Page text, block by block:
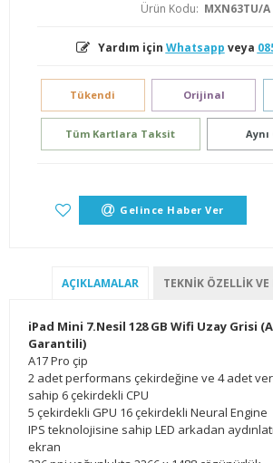
Ürün Kodu: MXN63TU/A
Yardım için Whatsapp veya
Tükendi Orijinal
Tüm Kartlara Taksit
Gelince Haber Ver
AÇIKLAMALAR TEKNIK ÖZELLIK VE
iPad Mini 7.Nesil 128 GB Wifi Uzay Grisi
Garantili)
A17 Pro çip
2 adet performans çekirdeğine ve 4 adet
sahip 6 çekirdekli CPU
5 çekirdekli GPU 16 çekirdekli Neural Engine
IPS teknolojisine sahip LED arkadan
ekran